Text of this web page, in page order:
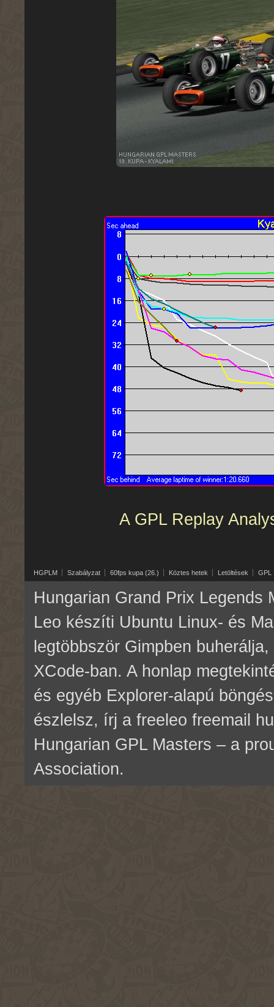
A GPL Replay
HGPLM Szabályzat 60fps kupa (26.) Köztes hetek Letöltések GPL
Hungarian Grand Prix Legends
Leo készíti Ubuntu Linux- és
legtöbbször Gimpben
XCode-ban. A honlap
és egyéb Explorer-alapú
észlelsz, írj a freeleo freemail
Hungarian GPL Masters – a
Association.